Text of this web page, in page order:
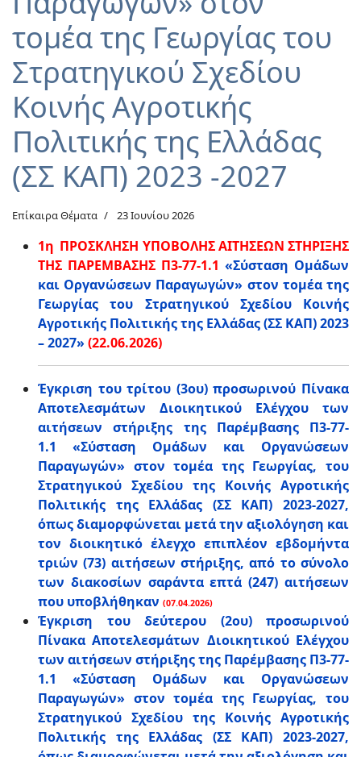
τομέα της Γεωργίας του
Στρατηγικού Σχεδίου
Κοινής Αγροτικής
Πολιτικής της Ελλάδας
(ΣΣ ΚΑΠ) 2023 -2027
Επίκαιρα Θέματα 23 Ιουνίου 2026
1η ΠΡΟΣΚΛΗΣΗ ΥΠΟΒΟΛΗΣ ΑΙΤΗΣΕΩΝ ΣΤΗΡΙΞΗΣ
ΤΗΣ ΠΑΡΕΜΒΑΣΗΣ Π3-77-1.1 «Σύσταση Ομάδων
και Οργανώσεων Παραγωγών» στον τομέα της
Γεωργίας του Στρατηγικού Σχεδίου Κοινής
Αγροτικής Πολιτικής της Ελλάδας (ΣΣ ΚΑΠ) 2023
– 2027»(22.06.2026)
Έγκριση του τρίτου (3ου) προσωρινού Πίνακα
Αποτελεσμάτων Διοικητικού Ελέγχου των
αιτήσεων στήριξης της Παρέμβασης Π3-77-
1.1 «Σύσταση Ομάδων και Οργανώσεων
Παραγωγών» στον τομέα της Γεωργίας, του
Στρατηγικού Σχεδίου της Κοινής Αγροτικής
Πολιτικής της Ελλάδας (ΣΣ ΚΑΠ) 2023-2027,
όπως διαμορφώνεται μετά την αξιολόγηση και
τον διοικητικό έλεγχο επιπλέον εβδομήντα
τριών (73) αιτήσεων στήριξης, από το σύνολο
των διακοσίων σαράντα επτά (247) αιτήσεων
που υποβλήθηκαν (07.04.2026)
Έγκριση του δεύτερου (2ου) προσωρινού
Πίνακα Αποτελεσμάτων Διοικητικού Ελέγχου
των αιτήσεων στήριξης της Παρέμβασης Π3-77-
1.1 «Σύσταση Ομάδων και Οργανώσεων
Παραγωγών» στον τομέα της Γεωργίας, του
Στρατηγικού Σχεδίου της Κοινής Αγροτικής
Πολιτικής της Ελλάδας (ΣΣ ΚΑΠ) 2023-2027,